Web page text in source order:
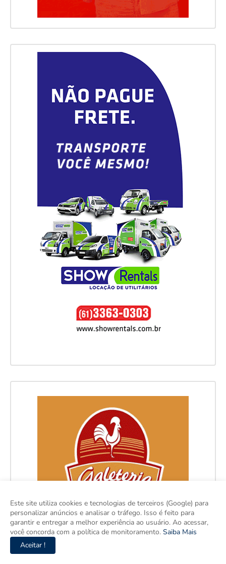
Este site utiliza cookies e tecnologias de terceiros (Google) para
personalizar anúncios e analisar o tráfego. Isso é feito para
garantir e entregar a melhor experiência ao usuário. Ao acessar,
você concorda com a política de monitoramento. Saiba Mais
Aceitar !